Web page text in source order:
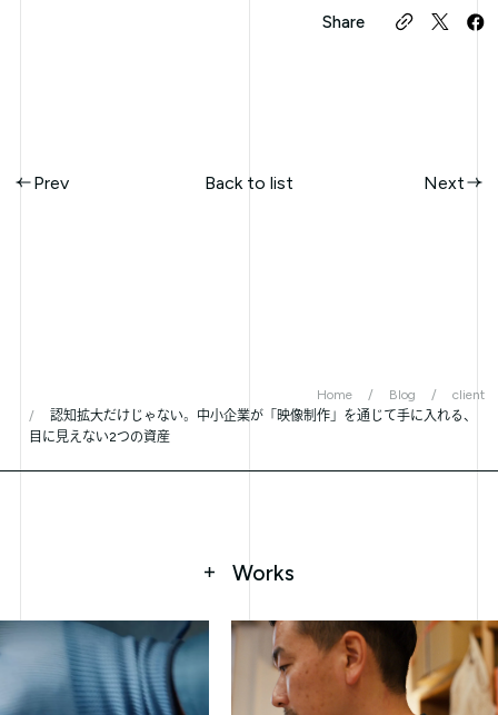
Share
Prev Back to list Next
Home Blog
client
認知拡大だけじゃない。中小企業が「映像制作」を通じて手に入れる、
目に見えない2つの資産
Works